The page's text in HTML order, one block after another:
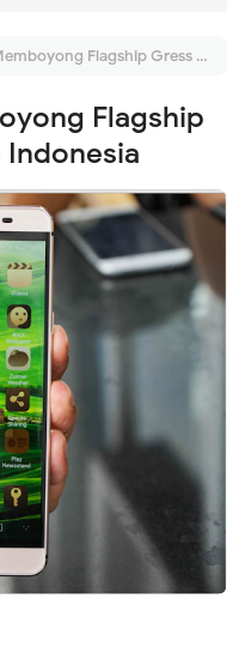
Flagship Gress Andalannya Ke Indonesia
Flagship
Indonesia